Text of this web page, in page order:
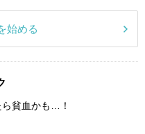
始める
貧血かも…！